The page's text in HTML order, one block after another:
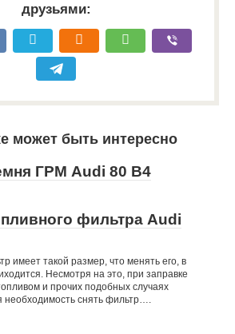
друзьями:
может быть интересно
ГРМ Audi 80 B4
фильтра Audi
имеет такой размер, что менять его, в
Несмотря на это, при заправке
и прочих подобных случаях
необходимость снять фильтр….